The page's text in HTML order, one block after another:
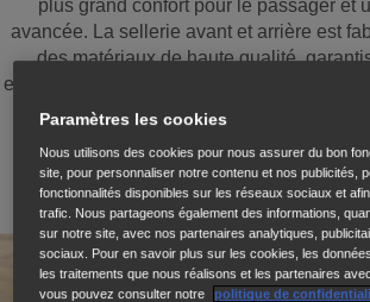
plus grand confort pour le passager et
avancée. La sellerie avant et arrière est
des matériaux de haute qualité,
exceptionnel. Le système audio et les
qualité sonore remarquable, tandis
Paramètres les cookies
Nous utilisons des cookies pour nous assurer du bon
site, pour personnaliser notre contenu et nos publicités,
fonctionnalités disponibles sur les réseaux sociaux et
trafic. Nous partageons également des informations,
sur notre site, avec nos partenaires analytiques,
sociaux. Pour en savoir plus sur les cookies, les
les traitements que nous réalisons et les partenaires
vous pouvez consulter notre
politique de